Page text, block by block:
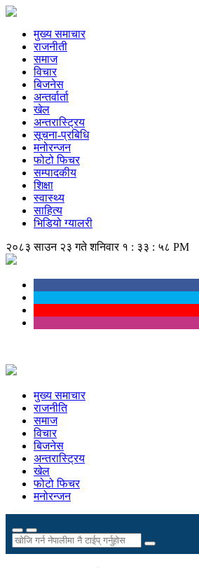
मुख्य समाचार
राजनीती
समाज
विचार
बिजनेस
अन्तर्वार्ता
खेल
अन्तरास्ट्रिय
सूचना-प्रबिधि
मनोरन्जन
फोटो फिचर
सम्पादकीय
शिक्षा
स्वास्थ्य
साहित्य
भिडियो ग्यालरी
२०८३ साउन २३ गते शनिवार १ : ३३ : ५८ PM
मुख्य समाचार
राजनीति
समाज
विचार
बिजनेस
अन्तरास्ट्रिय
खेल
फोटो फिचर
मनोरन्जन